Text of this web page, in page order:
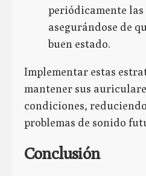
periódicamente las
asegurándose de
buen estado.
Implementar estas
mantener sus
condiciones,
problemas de sonido
Conclusión